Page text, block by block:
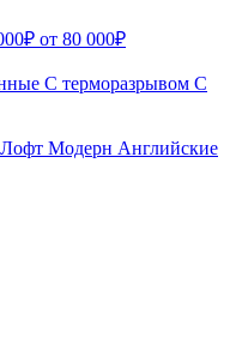
от 80 000₽
С терморазрывом С
Лофт Модерн Английские